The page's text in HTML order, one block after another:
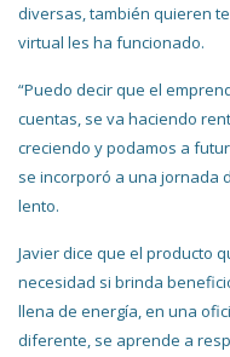
diversas, también quieren
virtual les ha funcionado.
“Puedo decir que el
cuentas, se va haciendo
creciendo y podamos a
se incorporó a una jornada
lento.
Javier dice que el producto
necesidad si brinda
llena de energía, en una
diferente, se aprende a